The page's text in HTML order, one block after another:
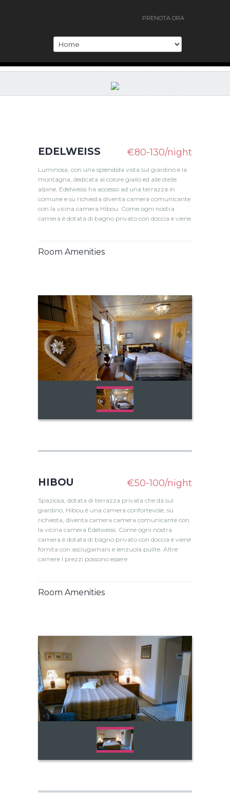
PRENOTA ORA
EDELWEISS €80-130/night
Luminosa, con una splendida vista sul giardino e la
montagna, dedicata al colore giallo ed alle stelle
alpine, Edelweiss ha accesso ad una terrazza in
comune e su richiesta diventa camera comunicante
con la vicina camera Hibou. Come ogni nostra
camera é dotata di bagno privato con doccia e viene
Room Amenities
HIBOU €50-100/night
Spaziosa, dotata di terrazza privata che dà sul
giardino, Hibou è una camera confortevole, su
richiesta, diventa camera camera comunicante con
la vicina camera Edelweiss. Come ogni nostra
camera é dotata di bagno privato con doccia e viene
fornita con asciugamani e lenzuola pulite. Altre
camere I prezzi possono essere
Room Amenities